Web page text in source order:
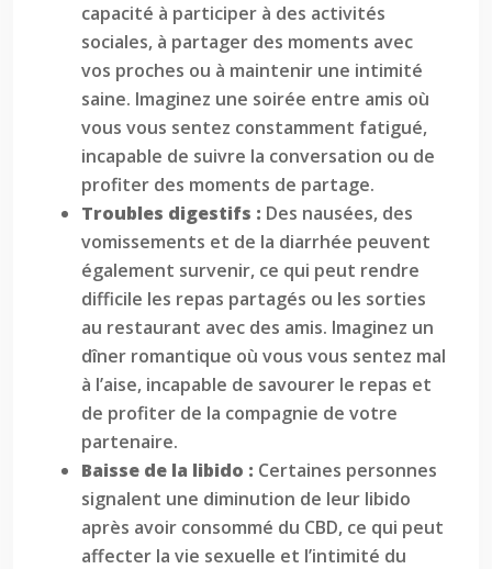
capacité à participer à des activités
sociales, à partager des moments avec
vos proches ou à maintenir une intimité
saine. Imaginez une soirée entre amis où
vous vous sentez constamment fatigué,
incapable de suivre la conversation ou de
profiter des moments de partage.
Troubles digestifs : Des nausées, des
vomissements et de la diarrhée peuvent
également survenir, ce qui peut rendre
difficile les repas partagés ou les sorties
au restaurant avec des amis. Imaginez un
dîner romantique où vous vous sentez mal
à l’aise, incapable de savourer le repas et
de profiter de la compagnie de votre
partenaire.
Baisse de la libido : Certaines personnes
signalent une diminution de leur libido
après avoir consommé du CBD, ce qui peut
affecter la vie sexuelle et l’intimité du